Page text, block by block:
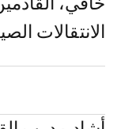
خافي،
الانتقالات